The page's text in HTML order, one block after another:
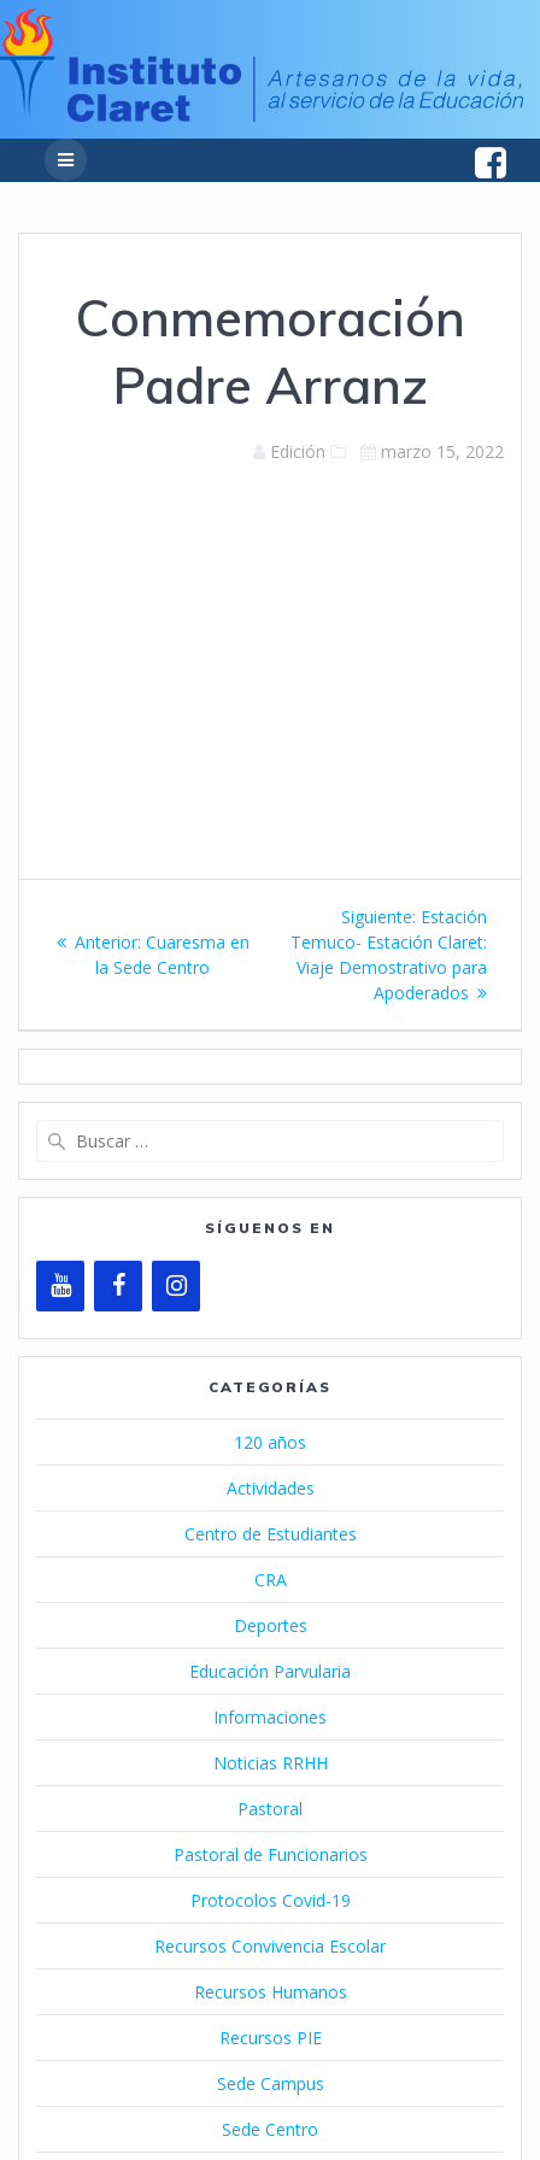
Conmemoración
Padre Arranz
Edición marzo 15, 2022
de Anterior: Entrada
anterior:
Cuaresma en
la Sede Centro
Siguiente: Siguiente
entrada:
Estación
Temuco- Estación Claret:
Viaje Demostrativo para
Apoderados
SÍGUENOS EN
CATEGORÍAS
120 años
Actividades
Centro de Estudiantes
CRA
Deportes
Educación Parvularia
Informaciones
Noticias RRHH
Pastoral
Pastoral de Funcionarios
Protocolos Covid-19
Recursos Convivencia Escolar
Recursos Humanos
Recursos PIE
Sede Campus
Sede Centro